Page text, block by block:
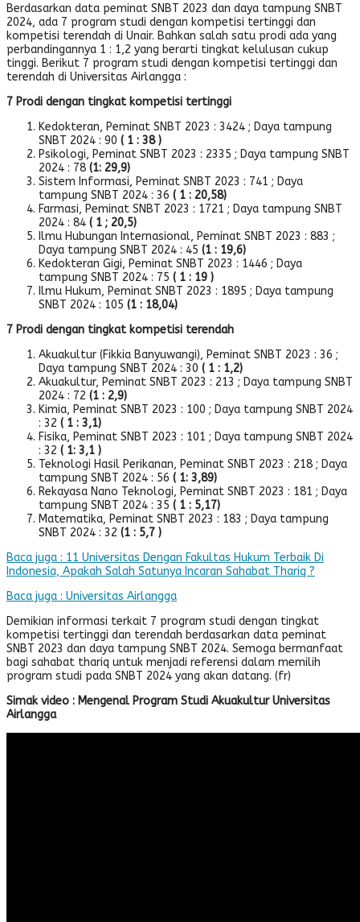
Berdasarkan data peminat SNBT 2023 dan daya tampung SNBT
2024, ada 7 program studi dengan kompetisi tertinggi dan
kompetisi terendah di Unair. Bahkan salah satu prodi ada yang
perbandingannya 1 : 1,2 yang berarti tingkat kelulusan cukup
tinggi. Berikut 7 program studi dengan kompetisi tertinggi dan
terendah di Universitas Airlangga :
7 Prodi dengan tingkat kompetisi tertinggi
Kedokteran, Peminat SNBT 2023 : 3424 ; Daya tampung
SNBT 2024 : 90 ( 1 : 38 )
Psikologi, Peminat SNBT 2023 : 2335 ; Daya tampung SNBT
2024 : 78 (1: 29,9)
Sistem Informasi, Peminat SNBT 2023 : 741 ; Daya
tampung SNBT 2024 : 36 ( 1 : 20,58)
Farmasi, Peminat SNBT 2023 : 1721 ; Daya tampung SNBT
2024 : 84 ( 1 ; 20,5)
Ilmu Hubungan Internasional, Peminat SNBT 2023 : 883 ;
Daya tampung SNBT 2024 : 45 (1 : 19,6)
Kedokteran Gigi, Peminat SNBT 2023 : 1446 ; Daya
tampung SNBT 2024 : 75 ( 1 : 19 )
Ilmu Hukum, Peminat SNBT 2023 : 1895 ; Daya tampung
SNBT 2024 : 105 (1 : 18,04)
7 Prodi dengan tingkat kompetisi terendah
Akuakultur (Fikkia Banyuwangi), Peminat SNBT 2023 : 36 ;
Daya tampung SNBT 2024 : 30 ( 1 : 1,2)
Akuakultur, Peminat SNBT 2023 : 213 ; Daya tampung SNBT
2024 : 72 (1 : 2,9)
Kimia, Peminat SNBT 2023 : 100 ; Daya tampung SNBT 2024
: 32 ( 1 : 3,1)
Fisika, Peminat SNBT 2023 : 101 ; Daya tampung SNBT 2024
: 32 ( 1: 3,1 )
Teknologi Hasil Perikanan, Peminat SNBT 2023 : 218 ; Daya
tampung SNBT 2024 : 56 ( 1: 3,89)
Rekayasa Nano Teknologi, Peminat SNBT 2023 : 181 ; Daya
tampung SNBT 2024 : 35 ( 1 : 5,17)
Matematika, Peminat SNBT 2023 : 183 ; Daya tampung
SNBT 2024 : 32 (1 : 5,7 )
Baca juga : 11 Universitas Dengan Fakultas Hukum Terbaik Di
Indonesia, Apakah Salah Satunya Incaran Sahabat Thariq ?
Baca juga : Universitas Airlangga
Demikian informasi terkait 7 program studi dengan tingkat
kompetisi tertinggi dan terendah berdasarkan data peminat
SNBT 2023 dan daya tampung SNBT 2024. Semoga bermanfaat
bagi sahabat thariq untuk menjadi referensi dalam memilih
program studi pada SNBT 2024 yang akan datang. (fr)
Simak video : Mengenal Program Studi Akuakultur Universitas
Airlangga